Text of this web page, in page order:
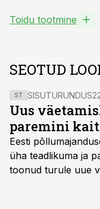
Toidu tootmine
SEOTUD
ST SISUTURUNDUS
Uus
paremini
Eesti
üha teadlikuma ja
toonud turule uue